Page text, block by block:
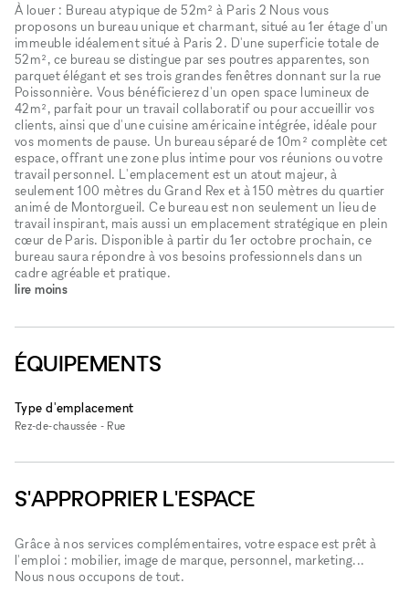
À louer : Bureau atypique de 52m² à Paris 2 Nous vous
proposons un bureau unique et charmant, situé au 1er étage d'un
immeuble idéalement situé à Paris 2. D'une superficie totale de
52m², ce bureau se distingue par ses poutres apparentes, son
parquet élégant et ses trois grandes fenêtres donnant sur la rue
Poissonnière. Vous bénéficierez d'un open space lumineux de
42m², parfait pour un travail collaboratif ou pour accueillir vos
clients, ainsi que d'une cuisine américaine intégrée, idéale pour
vos moments de pause. Un bureau séparé de 10m² complète cet
espace, offrant une zone plus intime pour vos réunions ou votre
travail personnel. L'emplacement est un atout majeur, à
seulement 100 mètres du Grand Rex et à 150 mètres du quartier
animé de Montorgueil. Ce bureau est non seulement un lieu de
travail inspirant, mais aussi un emplacement stratégique en plein
cœur de Paris. Disponible à partir du 1er octobre prochain, ce
bureau saura répondre à vos besoins professionnels dans un
cadre agréable et pratique.
lire moins
ÉQUIPEMENTS
Type d'emplacement
Rez-de-chaussée - Rue
S'APPROPRIER L'ESPACE
Grâce à nos services complémentaires, votre espace est prêt à
l'emploi : mobilier, image de marque, personnel, marketing...
Nous nous occupons de tout.